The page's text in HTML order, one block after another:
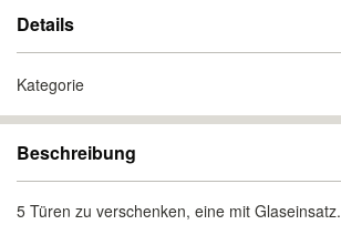
Details
Kategorie
Beschreibung
5 Türen zu verschenken, eine mit Glaseinsatz.